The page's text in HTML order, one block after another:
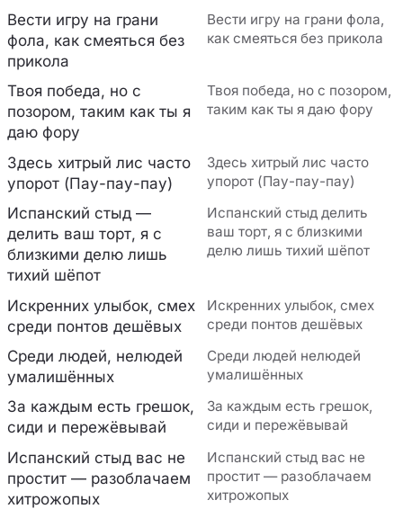
Вести игру на грани
фола, как смеяться без
прикола
Вести игру на грани фола,
как смеяться без прикола
Твоя победа, но с
позором, таким как ты я
даю фору
Твоя победа, но с позором,
таким как ты я даю фору
Здесь хитрый лис часто
упорот (Пау-пау-пау)
Здесь хитрый лис часто
упорот (Пау-пау-пау)
Испанский стыд —
делить ваш торт, я с
близкими делю лишь
тихий шёпот
Испанский стыд делить
ваш торт, я с близкими
делю лишь тихий шёпот
Искренних улыбок, смех
среди понтов дешёвых
Искренних улыбок, смех
среди понтов дешёвых
Среди людей, нелюдей
умалишённых
Среди людей нелюдей
умалишённых
За каждым есть грешок,
сиди и пережёвывай
За каждым есть грешок,
сиди и пережёвывай
Испанский стыд вас не
простит — разоблачаем
хитрожопых
Испанский стыд вас не
простит — разоблачаем
хитрожопых